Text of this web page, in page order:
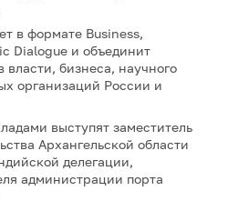
в формате Business,
Dialogue и объединит
власти, бизнеса, научного
организаций России и
выступят заместитель
Архангельской области
делегации,
администрации порта